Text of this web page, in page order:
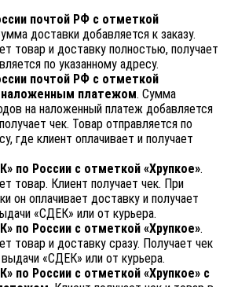
почтой РФ с отметкой
доставки добавляется к заказу.
товар и доставку полностью, получает
по указанному адресу.
почтой РФ с отметкой
наложенным платежом. Сумма
на наложенный платеж добавляется
чек. Товар отправляется по
где клиент оплачивает и получает
по России с отметкой «Хрупкое».
товар. Клиент получает чек. При
он оплачивает доставку и получает
«СДЕК» или от курьера.
по России с отметкой «Хрупкое».
товар и доставку сразу. Получает чек
«СДЕК» или от курьера.
по России с отметкой «Хрупкое» с